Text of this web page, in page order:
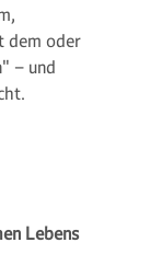
dem oder
– und
Lebens